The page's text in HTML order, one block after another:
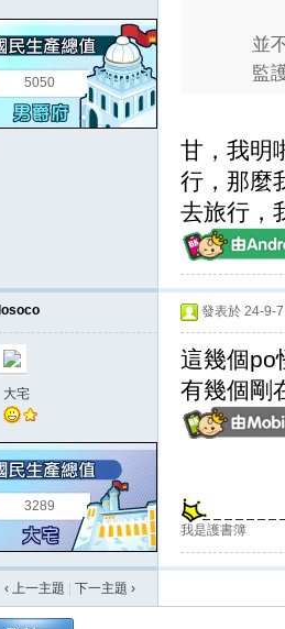
5050
並
監
甘，我明
行，那麼
去旅行，
losoco
大宅
3289
發表於 24-9-
這幾個po
有幾個剛
我是護書簿
‹ 上一主題 下一主題 ›